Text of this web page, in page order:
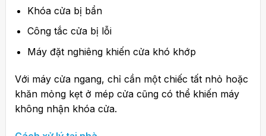
Khóa cửa bị bẩn
Công tắc cửa bị lỗi
Máy đặt nghiêng khiến cửa khó khớp
Với máy cửa ngang, chỉ cần một chiếc tất nhỏ hoặc
khăn mỏng kẹt ở mép cửa cũng có thể khiến máy
không nhận khóa cửa.